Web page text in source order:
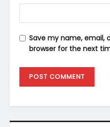
Save my name, email,
browser for the next